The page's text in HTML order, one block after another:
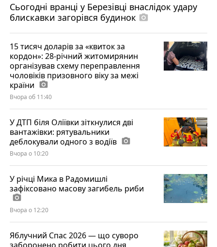
Сьогодні вранці у Березівці внаслідок удару
блискавки загорівся будинок photo_camera
15 тисяч доларів за «квиток за
кордон»: 28-річний житомирянин
організував схему переправлення
чоловіків призовного віку за межі
країни photo_camera
Вчора об 11:40
У ДТП біля Оліївки зіткнулися дві
вантажівки: рятувальники
деблокували одного з водіїв photo_camera
Вчора о 10:20
У річці Мика в Радомишлі
зафіксовано масову загибель риби
photo_camera
Вчора о 12:20
Яблучний Спас 2026 — що суворо